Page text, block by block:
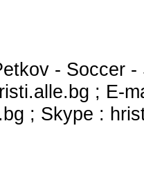
- Soccer
; E-
; Skype :